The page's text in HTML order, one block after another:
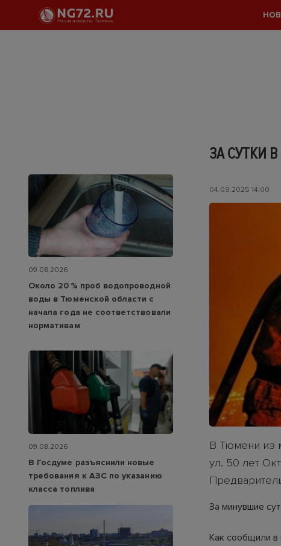
ЗА СУТКИ
04.09.2025 14:00
В Тюмени из
ул. 50 лет
За минувшие
Как сообщили
09.08.2026
Около 20 % проб водопроводной
воды в Тюменской области с
начала года не соответствовали
нормативам
09.08.2026
В Госдуме разъяснили новые
требования к АЗС по указанию
класса топлива